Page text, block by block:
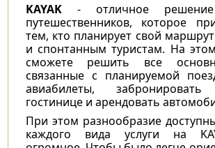
KAYAK- отличное
путешественников, которое
тем, кто планирует свой
и спонтанным туристам. На
сможете решить все
связанные с планируемой
авиабилеты,
гостинице и арендовать
При этом разнообразие
каждого вида услуги на